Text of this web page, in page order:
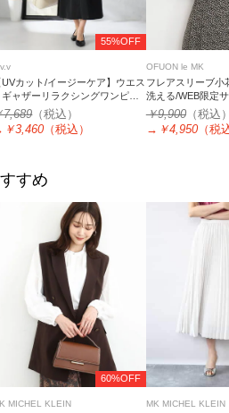
55%OFF
UVカット/イージーケア】ウエス
ギャザーリラクシングワンピー
7,689（税込）
￥3,460 （税込）
OFUON le MK
フレアスリーブ小
洗える/WEB限定
￥9,900（税込
→ ￥4,950（税
すめ
60%OFF
MICHEL KLEIN MK MICHEL KLEIN